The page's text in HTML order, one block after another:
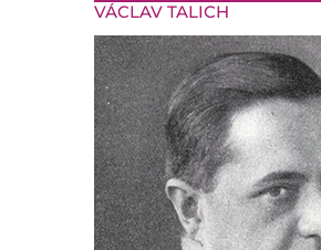
VÁCLAV TALICH